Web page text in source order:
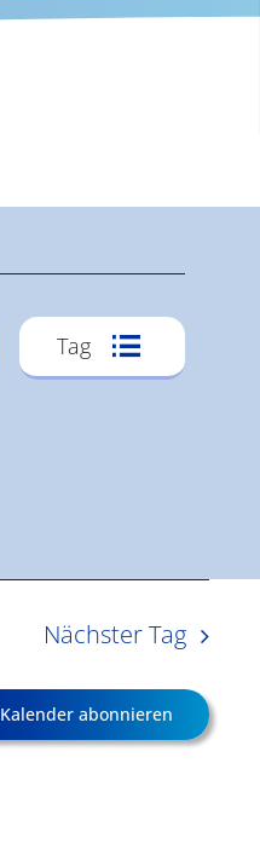
Tag
Nächster Tag
Kalender abonnieren